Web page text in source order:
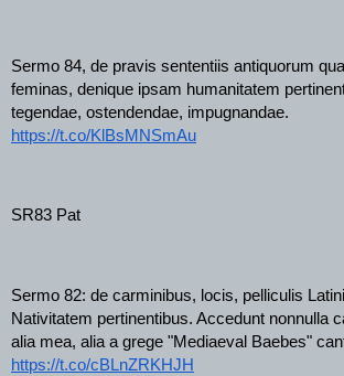
Sermo 84, de pravis sententiis antiquorum
feminas, denique ipsam humanitatem
tegendae, ostendendae, impugnandae.
https://t.co/KlBsMNSmAu
SR83 Pat
Sermo 82: de carminibus, locis, pelliculis
Nativitatem pertinentibus. Accedunt nonnulla
alia mea, alia a grege "Mediaeval Baebes"
https://t.co/cBLnZRKHJH